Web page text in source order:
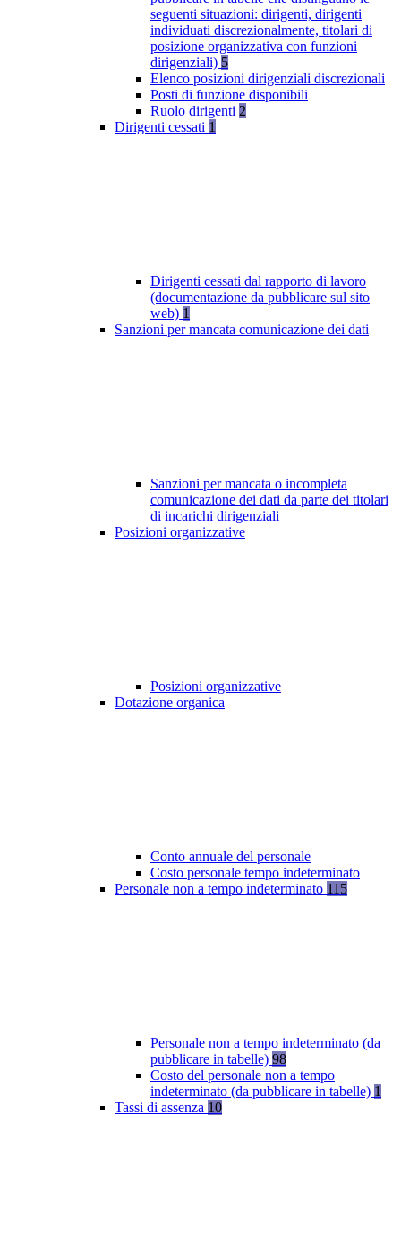
seguenti situazioni: dirigenti, dirigenti
individuati discrezionalmente, titolari di
posizione organizzativa con funzioni
dirigenziali) 5
Elenco posizioni dirigenziali discrezionali
Posti di funzione disponibili
Ruolo dirigenti 2
Dirigenti cessati 1
Dirigenti cessati dal rapporto di lavoro
(documentazione da pubblicare sul sito
web) 1
Sanzioni per mancata comunicazione dei dati
Sanzioni per mancata o incompleta
comunicazione dei dati da parte dei titolari
di incarichi dirigenziali
Posizioni organizzative
Posizioni organizzative
Dotazione organica
Conto annuale del personale
Costo personale tempo indeterminato
Personale non a tempo indeterminato 115
Personale non a tempo indeterminato (da
pubblicare in tabelle) 98
Costo del personale non a tempo
indeterminato (da pubblicare in tabelle) 1
Tassi di assenza 10